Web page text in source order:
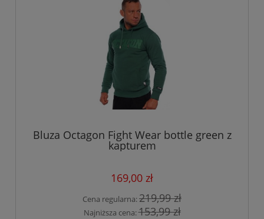
Bluza Octagon Fight Wear bottle green z
kapturem
169,00 zł
Cena regularna:219,99 zł
Najniższa cena:153,99 zł